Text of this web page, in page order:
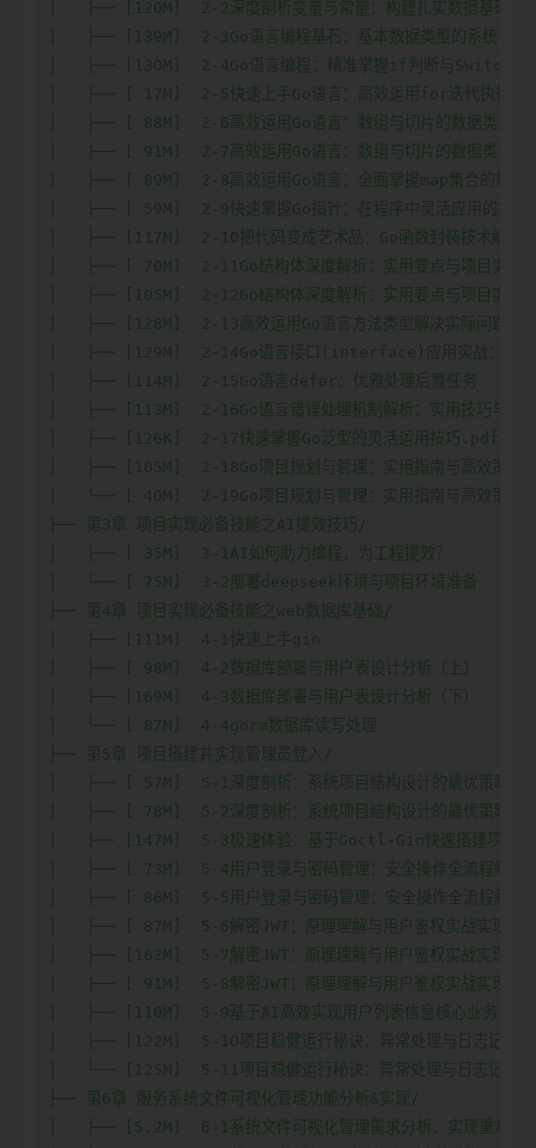
│   ├── [120M]  2-2深度剖析变量与常量：构建扎实数据基础
│   ├── [139M]  2-3Go语言编程基石：基本数据类型的系统讲解
│   ├── [130M]  2-4Go语言编程：精准掌握if判断与Switch选
│   ├── [ 17M]  2-5快速上手Go语言：高效运用for迭代执行
│   ├── [ 88M]  2-6高效运用Go语言：数组与切片的数据类型实
│   ├── [ 91M]  2-7高效运用Go语言：数组与切片的数据类型实
│   ├── [ 89M]  2-8高效运用Go语言：全面掌握map集合的数据
│   ├── [ 59M]  2-9快速掌握Go指针：在程序中灵活应用的技巧
│   ├── [117M]  2-10把代码变成艺术品：Go函数封装技术解析
│   ├── [ 70M]  2-11Go结构体深度解析：实用要点与项目实战
│   ├── [105M]  2-12Go结构体深度解析：实用要点与项目实战
│   ├── [128M]  2-13高效运用Go语言方法类型解决实际问题
│   ├── [129M]  2-14Go语言接口(interface)应用实战：快速
│   ├── [114M]  2-15Go语言defer：优雅处理后置任务
│   ├── [113M]  2-16Go语言错误处理机制解析：实用技巧与方
│   ├── [126K]  2-17快速掌握Go泛型的灵活运用技巧.pdf
│   ├── [105M]  2-18Go项目规划与管理：实用指南与高效策略
│   └── [ 40M]  2-19Go项目规划与管理：实用指南与高效策略
├── 第3章 项目实现必备技能之AI提效技巧/
│   ├── [ 35M]  3-1AI如何助力编程，为工程提效？
│   └── [ 75M]  3-2部署deepseek环境与项目环境准备
├── 第4章 项目实现必备技能之web数据库基础/
│   ├── [111M]  4-1快速上手gin
│   ├── [ 98M]  4-2数据库部署与用户表设计分析（上）
│   ├── [169M]  4-3数据库部署与用户表设计分析（下）
│   └── [ 87M]  4-4gorm数据库读写处理
├── 第5章 项目搭建并实现管理员登入/
│   ├── [ 57M]  5-1深度剖析：系统项目结构设计的最优策略（
│   ├── [ 78M]  5-2深度剖析：系统项目结构设计的最优策略（
│   ├── [147M]  5-3极速体验：基于Goctl-Gin快速搭建项目实
│   ├── [ 73M]  5-4用户登录与密码管理：安全操作全流程解析
│   ├── [ 86M]  5-5用户登录与密码管理：安全操作全流程解析
│   ├── [ 87M]  5-6解密JWT：原理理解与用户鉴权实战实现（
│   ├── [162M]  5-7解密JWT：原理理解与用户鉴权实战实现（
│   ├── [ 91M]  5-8解密JWT：原理理解与用户鉴权实战实现（
│   ├── [110M]  5-9基于AI高效实现用户列表信息核心业务
│   ├── [122M]  5-10项目稳健运行秘诀：异常处理与日志记录技
│   └── [125M]  5-11项目稳健运行秘诀：异常处理与日志记录技
├── 第6章 服务系统文件可视化管理功能分析&实现/
│   ├── [5.2M]  6-1系统文件可视化管理需求分析、实现重难点